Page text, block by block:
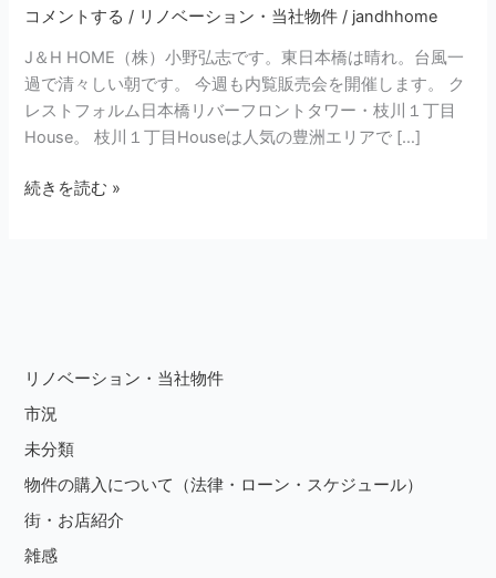
コメントする / リノベーション・当社物件 / jandhhome
J＆H HOME（株）小野弘志です。東日本橋は晴れ。台風一
過で清々しい朝です。 今週も内覧販売会を開催します。 ク
レストフォルム日本橋リバーフロントタワー・枝川１丁目
House。 枝川１丁目Houseは人気の豊洲エリアで […]
を
催
し
ま
す。
続きを読む »
リノベーション・当社物件
市況
未分類
物件の購入について（法律・ローン・スケジュール）
街・お店紹介
雑感